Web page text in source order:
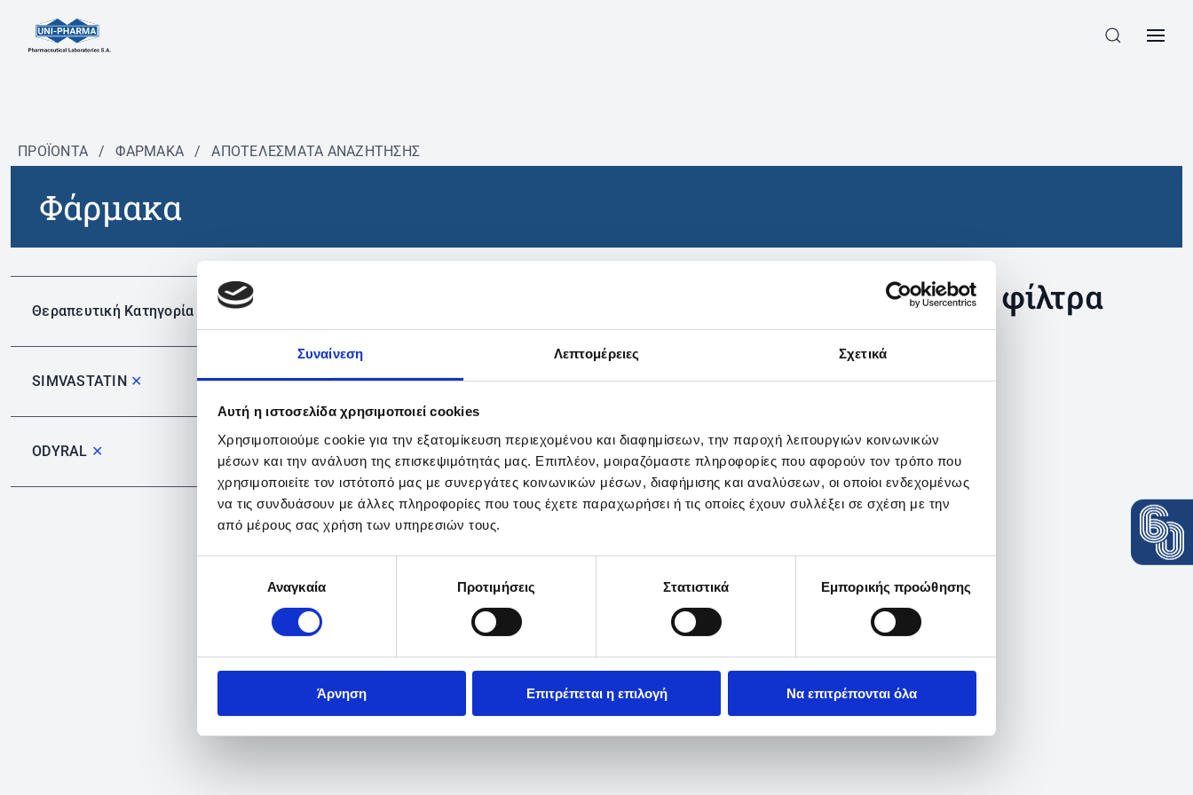
Συναίνεση Λεπτομέρειες Σχετικά
Αυτή η ιστοσελίδα χρησιμοποιεί cookies
Χρησιμοποιούμε cookie για την εξατομίκευση περιεχομένου και διαφημίσεων, την παροχή λειτουργιών κοινωνικών
μέσων και την ανάλυση της επισκεψιμότητάς μας. Επιπλέον, μοιραζόμαστε πληροφορίες που αφορούν τον τρόπο που
χρησιμοποιείτε τον ιστότοπό μας με συνεργάτες κοινωνικών μέσων, διαφήμισης και αναλύσεων, οι οποίοι ενδεχομένως
να τις συνδυάσουν με άλλες πληροφορίες που τους έχετε παραχωρήσει ή τις οποίες έχουν συλλέξει σε σχέση με την
από μέρους σας χρήση των υπηρεσιών τους.
συγκατάθεσηςΑναγκαία Προτιμήσεις Στατιστικά Εμπορικής προώθησης
Άρνηση Επιτρέπεται η επιλογή Να επιτρέπονται όλα
ΠΡΟΪΟΝΤΑ / ΦΆΡΜΑΚΑ / ΑΠΟΤΕΛΕΣΜΑΤΑ ΑΝΑΖΗΤΗΣΗΣ
Φάρμακα
Θεραπευτική Κατηγορία
SIMVASTATIN ✕
ODYRAL ✕
Δεν βρέθηκαν προϊόντα με τα συγκεκριμένα φίλτρα